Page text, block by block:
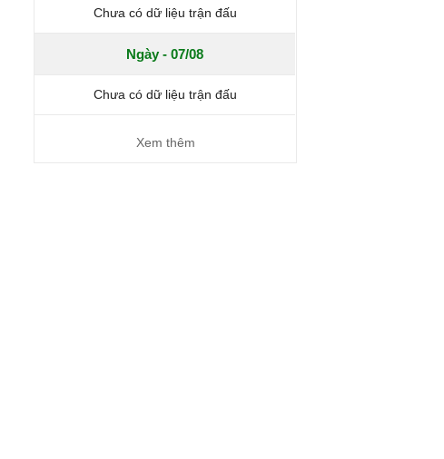
Chưa có dữ liệu trận đấu
Ngày - 07/08
Chưa có dữ liệu trận đấu
Xem thêm